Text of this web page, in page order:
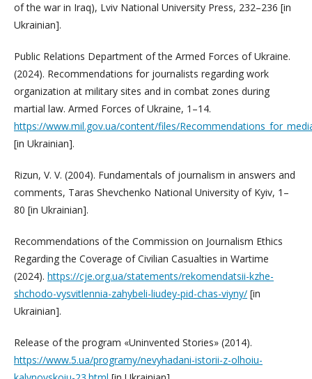
of the war in Iraq), Lviv National University Press, 232–236 [in
Ukrainian].
Public Relations Department of the Armed Forces of Ukraine.
(2024). Recommendations for journalists regarding work
organization at military sites and in combat zones during
martial law. Armed Forces of Ukraine, 1–14.
https://www.mil.gov.ua/content/files/
[in Ukrainian].
Rizun, V. V. (2004). Fundamentals of journalism in answers and
comments, Taras Shevchenko National University of Kyiv, 1–
80 [in Ukrainian].
Recommendations of the Commission on Journalism Ethics
Regarding the Coverage of Civilian Casualties in Wartime
(2024). https://cje.org.ua/statements/rekomendatsii-kzhe-
shchodo-vysvitlennia-zahybeli-liudey-pid-chas-viyny/ [in
Ukrainian].
Release of the program «Uninvented Stories» (2014).
https://www.5.ua/programy/nevyhadani-istorii-z-olhoiu-